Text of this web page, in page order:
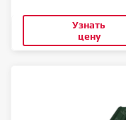
Узнать
цену